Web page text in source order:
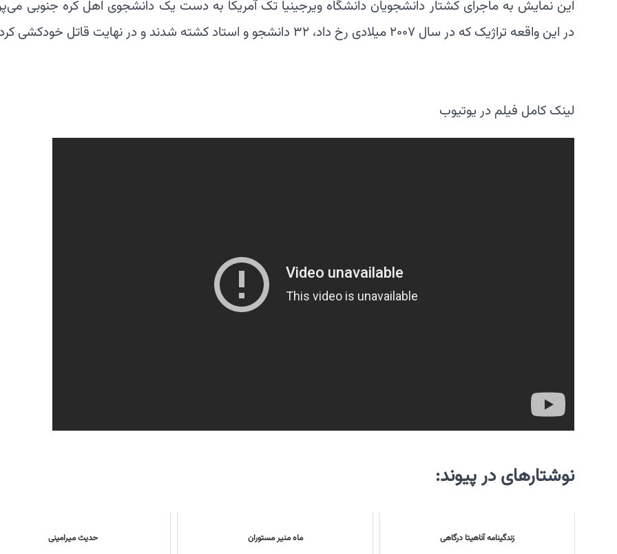
این نمایش به ماجرای کشتار دانشجویان دانشگاه ویرجینیا تک آمریکا به دست یک دانشجوی اهل کره جنوبی
در این واقعه تراژیک که در سال ۲۰۰۷ میلادی رخ داد، ۳۲ دانشجو و استاد کشته شدند و در نهایت قاتل خودکشی کرد.
لینک کامل فیلم در یوتیوب
نوشتارهای در پیوند:
زندگینامه آناهیتا درگاهی ماه منیر مستوران حدیث میرامینی